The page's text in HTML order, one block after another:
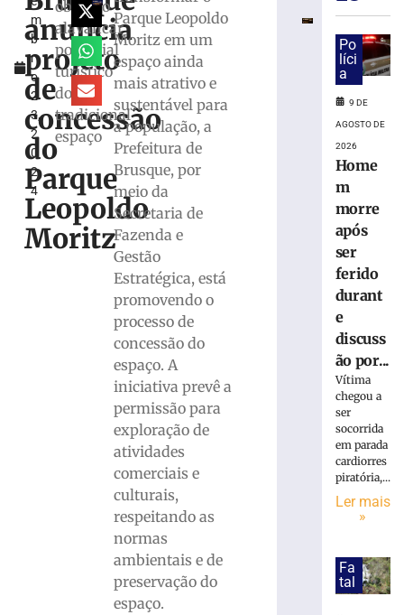
m
b
r
o
2
3,
2
0
2
4
anuncia
projeto
de
concessão
do
Parque
Leopoldo
Moritz
objetivo
alavancar
potencial
turístico
do
tradicional
espaço
Parque Leopoldo
Moritz em um
espaço ainda
mais atrativo e
sustentável para
a população, a
Prefeitura de
Brusque, por
meio da
Secretaria de
Fazenda e
Gestão
Estratégica, está
promovendo o
processo de
concessão do
espaço. A
iniciativa prevê a
permissão para
exploração de
atividades
comerciais e
culturais,
respeitando as
normas
ambientais e de
preservação do
espaço.
Praça
reúne
público
celebra
anos
história
show
banda
Cachorro
Grande
Prefeitura
lança
licitação
obras
drenagem
Po
líci
a
9 DE
AGOSTO DE
2026
Home
m
morre
após
ser
ferido
durant
e
discuss
ão por...
Vítima
chegou a
ser
socorrida
em parada
cardiorres
piratória,...
Ler mais
»
Fa
tal